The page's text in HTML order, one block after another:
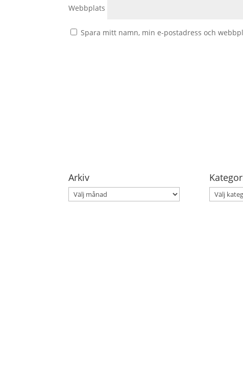
Webbplats
Spara mitt namn, min e-postadress och
Arkiv
Arkiv